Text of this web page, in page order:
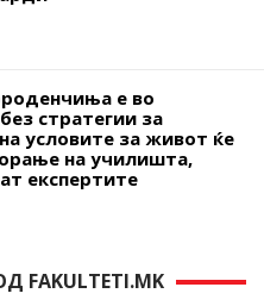
е во
стратегии за
условите за живот ќе
на училишта,
експертите
FAKULTETI.MK